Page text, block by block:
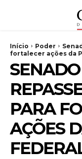
Início Poder
fortalecer ações da
PARA
AÇÕES